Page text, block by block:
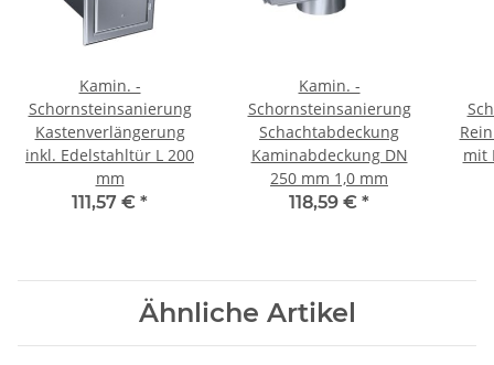
Kamin. -
Schornsteinsanierung
Kastenverlängerung
inkl. Edelstahltür L 200
mm
111,57 € *
Kamin. -
Schornsteinsanierung
Schachtabdeckung
Kaminabdeckung DN
250 mm 1,0 mm
118,59 € *
mit
Ähnliche Artikel